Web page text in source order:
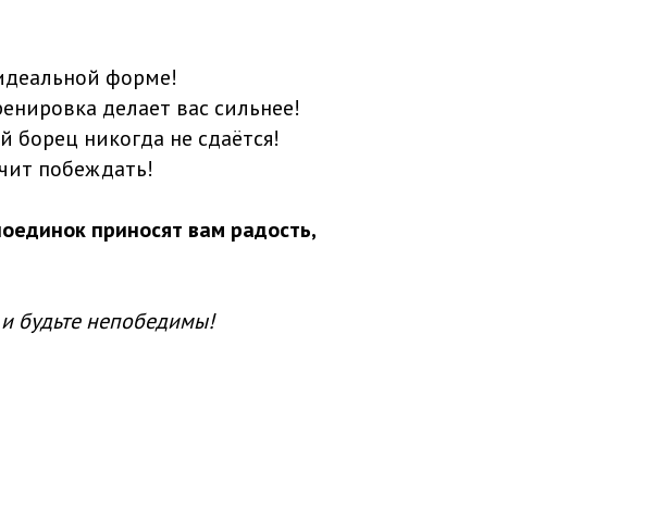
форме!
делает вас сильнее!
борец никогда не сдаётся!
побеждать!
приносят вам радость,
будьте непобедимы!